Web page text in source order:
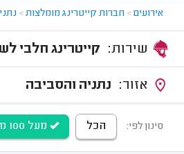
אירועים> חברות קייטרינג מומלצות>
קייטרינג חלבי
נתניה והסביבה
סינון לפי: הכל מעל 100 מנות